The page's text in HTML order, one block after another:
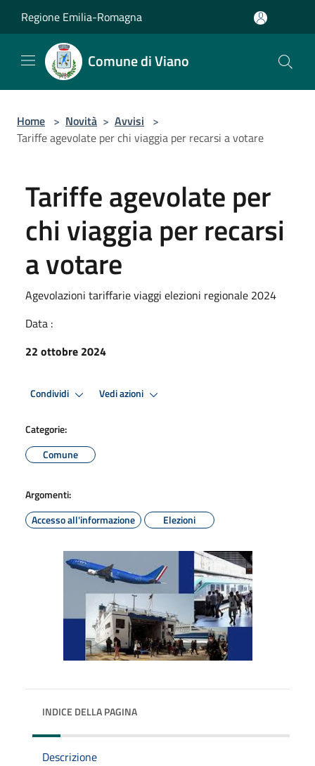
Regione Emilia-Romagna
Comune di Viano
Home > Novità > Avvisi >
Tariffe agevolate per chi viaggia per recarsi a votare
Tariffe agevolate per
chi viaggia per recarsi
a votare
Agevolazioni tariffarie viaggi elezioni regionale 2024
Data :
22 ottobre 2024
Condividi Vedi azioni
Categorie:
Comune
Argomenti:
Accesso all'informazione
Elezioni
INDICE DELLA PAGINA
Descrizione